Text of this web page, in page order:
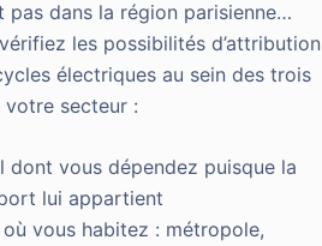
pas dans la région parisienne…
les possibilités d’attribution
électriques au sein des trois
secteur :
dont vous dépendez puisque la
lui appartient
où vous habitez : métropole,